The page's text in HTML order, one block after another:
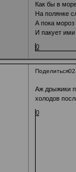
Как бы в
На полянке
А пока мороз
И пакует ими
0
Поделиться
Аж дрыжики
холодов
0